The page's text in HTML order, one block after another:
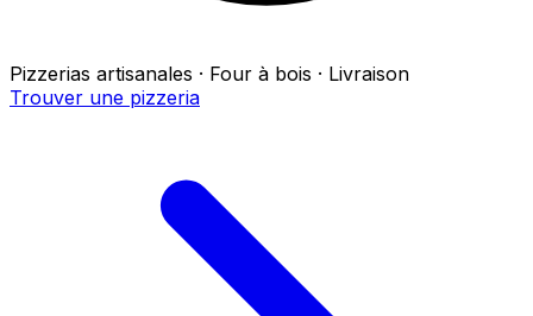
Pizzerias artisanales · Four à bois · Livraison
Trouver une pizzeria